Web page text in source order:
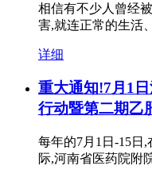
相信有不少人曾经
害,就连正常的生活
详细
重大通知!7月1
行动暨第二期乙
每年的7月1日-15日
际,河南省医药院附